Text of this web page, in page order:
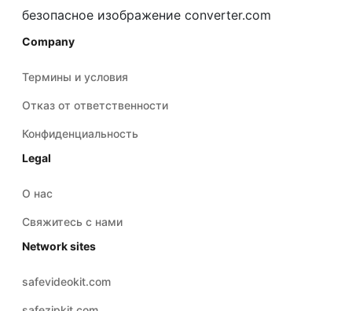
безопасное изображение converter.com
Company
Термины и условия
Отказ от ответственности
Конфиденциальность
Legal
О нас
Свяжитесь с нами
Network sites
safevideokit.com